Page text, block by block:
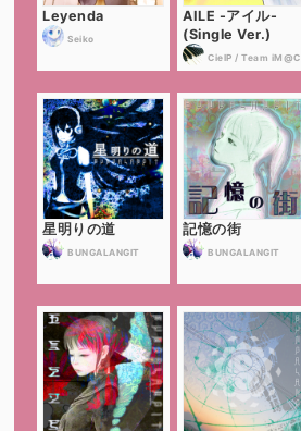
Leyenda
Seiko
AILE -アイル-
(Single Ver.)
CielP / Team iM@C
星明りの道
BUNGALANGIT
記憶の街
BUNGALANGIT